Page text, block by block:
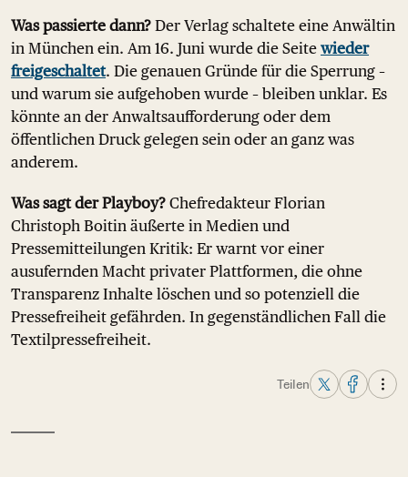
Was passierte dann? Der Verlag schaltete eine Anwältin
in München ein. Am 16. Juni wurde die Seite wieder
freigeschaltet. Die genauen Gründe für die Sperrung –
und warum sie aufgehoben wurde – bleiben unklar. Es
könnte an der Anwaltsaufforderung oder dem
öffentlichen Druck gelegen sein oder an ganz was
anderem.
Was sagt der Playboy? Chefredakteur Florian
Christoph Boitin äußerte in Medien und
Pressemitteilungen Kritik: Er warnt vor einer
ausufernden Macht privater Plattformen, die ohne
Transparenz Inhalte löschen und so potenziell die
Pressefreiheit gefährden. In gegenständlichen Fall die
Textilpressefreiheit.
Teilen